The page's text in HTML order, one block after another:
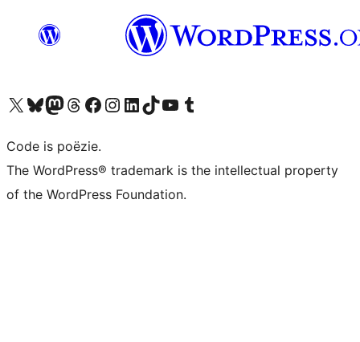
Bezoek ons X (voorheen Twitter) account
Bezoek ons Bluesky account
Bezoek ons Mastodon account
Bezoek ons Threads account
Onze Facebook pagina bezoeken
Bezoek ons Instagram account
Bezoek ons LinkedIn account
Bezoek ons TikTok account
Bezoek ons YouTube kanaalBezoek ons Tumblr account
Code is poëzie.
The WordPress® trademark is the intellectual property
of the WordPress Foundation.